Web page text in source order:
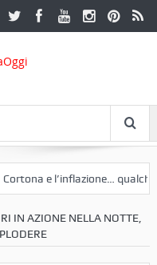
e l’inflazione… qualche
IN AZIONE NELLA NOTTE,